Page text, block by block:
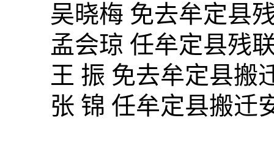
吴晓梅 免去牟定县
孟会琼 任牟定县残
王 振 免去牟定县搬
张 锦 任牟定县搬迁